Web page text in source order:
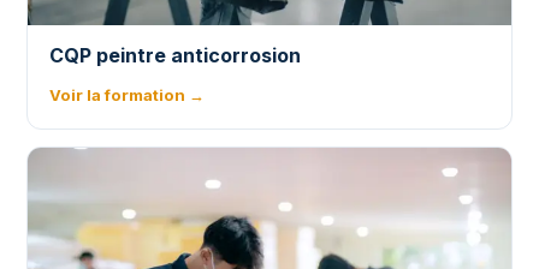
CQP peintre anticorrosion
Voir la formation →